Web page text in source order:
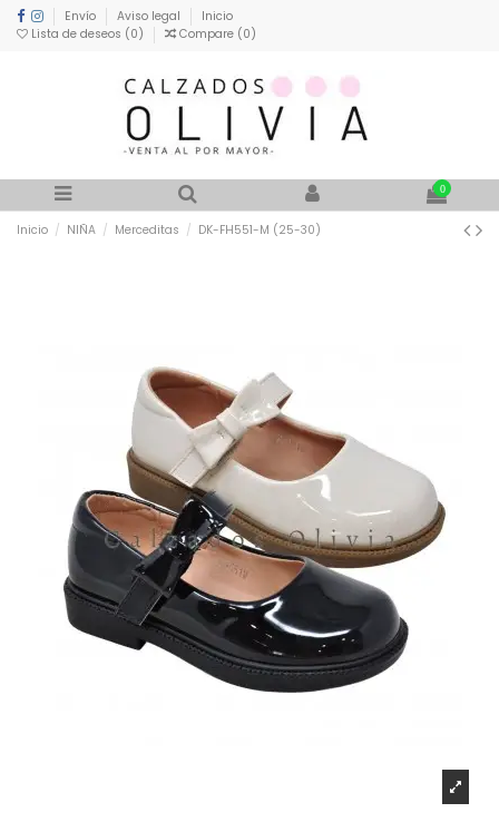
Envío Aviso legal
Inicio
Lista de deseos (0) Compare (0)
0
Inicio NIÑA Merceditas DK-FH551-M (25-30)